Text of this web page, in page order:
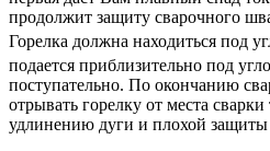
продолжит защиту сварочного
Горелка должна находиться под
подается приблизительно под
поступательно. По окончанию
отрывать горелку от места
удлинению дуги и плохой